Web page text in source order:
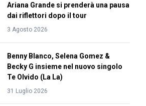
Ariana Grande si prenderà una pausa
dai riflettori dopo il tour
3 Agosto 2026
Benny Blanco, Selena Gomez &
Becky G insieme nel nuovo singolo
Te Olvido (La La)
31 Luglio 2026